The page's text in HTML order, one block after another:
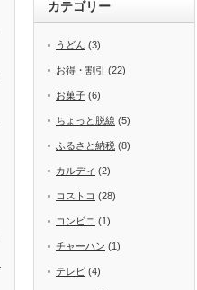
カテゴリー
うどん (3)
お得・割引 (22)
お菓子 (6)
ちょっと脱線 (5)
ふるさと納税 (8)
カルディ (2)
コストコ (28)
コンビニ (1)
チャーハン (1)
テレビ (4)